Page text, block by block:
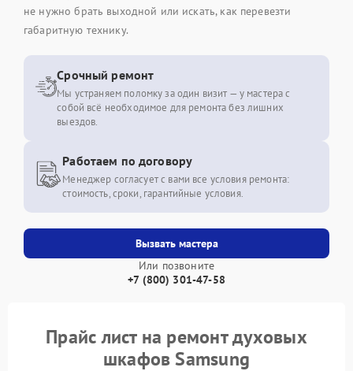
не нужно брать выходной или искать, как перевезти
габаритную технику.
Вызвать мастера
Или позвоните
+7 (800) 301-47-58
Срочный ремонт
Мы устраняем поломку за один визит — у мастера с
собой всё необходимое для ремонта без лишних
выездов.
Работаем по договору
Менеджер согласует с вами все условия ремонта:
стоимость, сроки, гарантийные условия.
Прайс лист на ремонт духовых
шкафов Samsung